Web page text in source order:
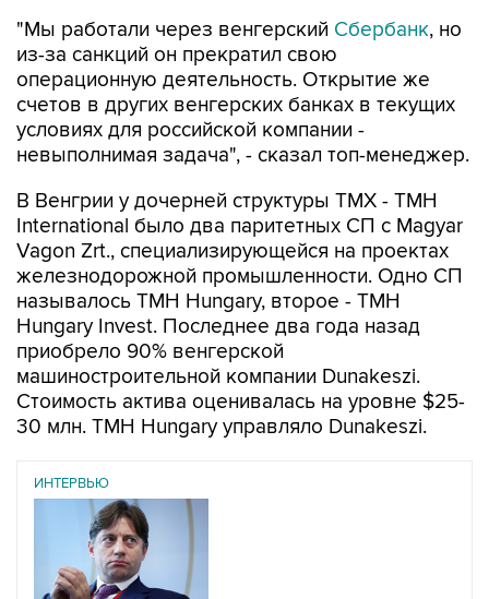
"Мы работали через венгерский Сбербанк, но
из-за санкций он прекратил свою
операционную деятельность. Открытие же
счетов в других венгерских банках в текущих
условиях для российской компании -
невыполнимая задача", - сказал топ-менеджер.
В Венгрии у дочерней структуры ТМХ - TMH
International было два паритетных СП с Magyar
Vagon Zrt., специализирующейся на проектах
железнодорожной промышленности. Одно СП
называлось TMH Hungary, второе - TMH
Hungary Invest. Последнее два года назад
приобрело 90% венгерской
машиностроительной компании Dunakeszi.
Стоимость актива оценивалась на уровне $25-
30 млн. TMH Hungary управляло Dunakeszi.
ИНТЕРВЬЮ